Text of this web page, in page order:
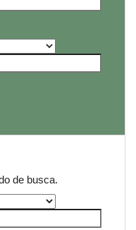
de busca.